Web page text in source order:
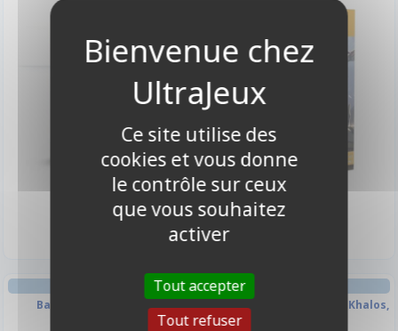
28,50 €
Indisponible
52,50 €
Disponible
Battle System : Gothic
Black Legion Chaos Lord Khalos,
Ce site utilise des
cookies et vous donne
le contrôle sur ceux
que vous souhaitez
activer
Tout accepter
Tout refuser